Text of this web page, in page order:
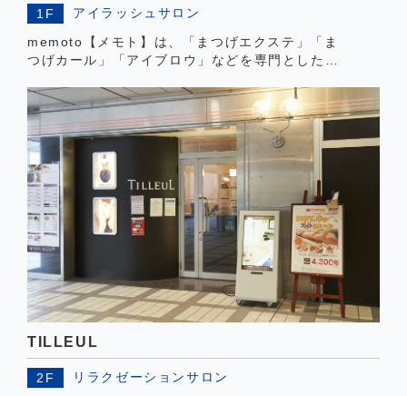
1F
アイラッシュサロン
memoto【メモト】は、「まつげエクステ」「ま
つげカール」「アイブロウ」などを専門とした、
「美」にこだわる女性に最高級の技術とサービス
を提供いたします。
TILLEUL
2F
リラクゼーションサロン